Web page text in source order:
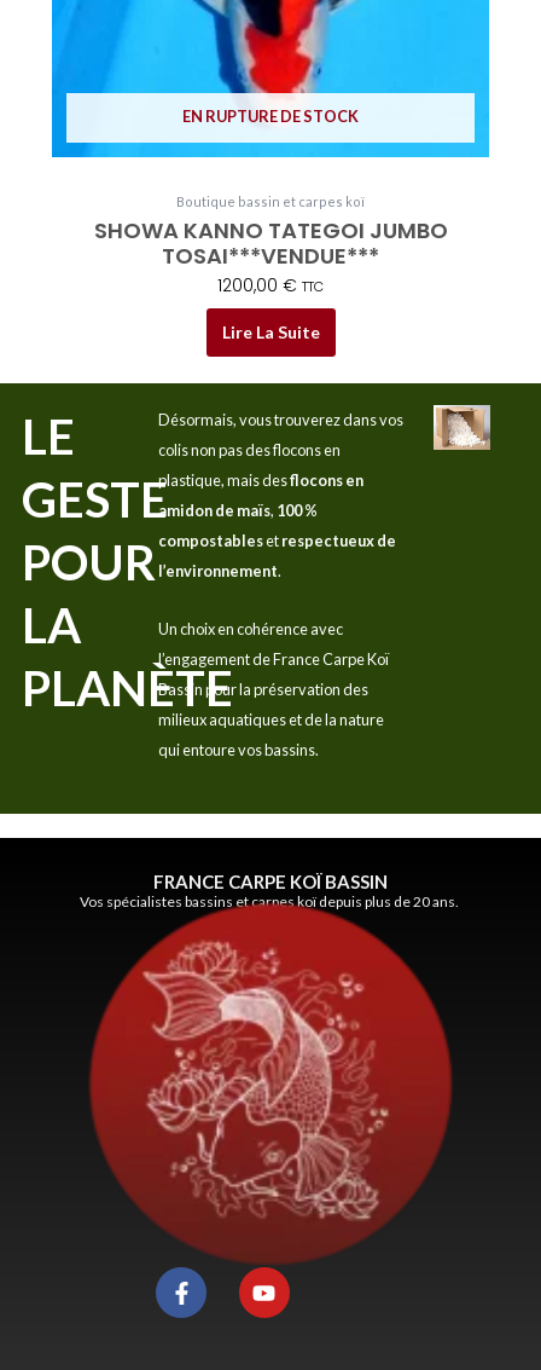
EN RUPTURE DE STOCK
Boutique bassin et carpes koï
SHOWA KANNO TATEGOI JUMBO
TOSAI***VENDUE***
1200,00 € TTC
Lire La Suite
LE
GESTE
POUR
LA
PLANÈTE
Désormais, vous trouverez dans vos
colis non pas des flocons en
plastique, mais desflocons en
amidon de maïs, 100 %
compostablesetrespectueux de
l’environnement.
Un choix en cohérence avec
l’engagement de France Carpe Koï
Bassin pour la préservation des
milieux aquatiques et de la nature
qui entoure vos bassins.
FRANCE CARPE KOÏ BASSIN
Vos spécialistes bassins et carpes koï depuis plus de 20 ans.
F
a
c
Y
o
u